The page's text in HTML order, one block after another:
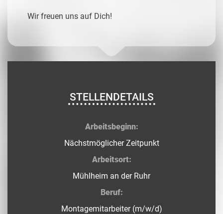
Wir freuen uns auf Dich!
STELLENDETAILS
Arbeitsbeginn:
Nächstmöglicher Zeitpunkt
Arbeitsort:
Mühlheim an der Ruhr
Beruf:
Montagemitarbeiter (m/w/d)